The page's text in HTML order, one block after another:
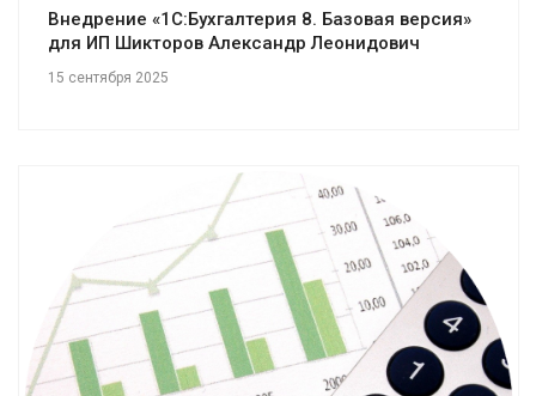
Внедрение «1С:Бухгалтерия 8. Базовая версия»
для ИП Шикторов Александр Леонидович
15 сентября 2025